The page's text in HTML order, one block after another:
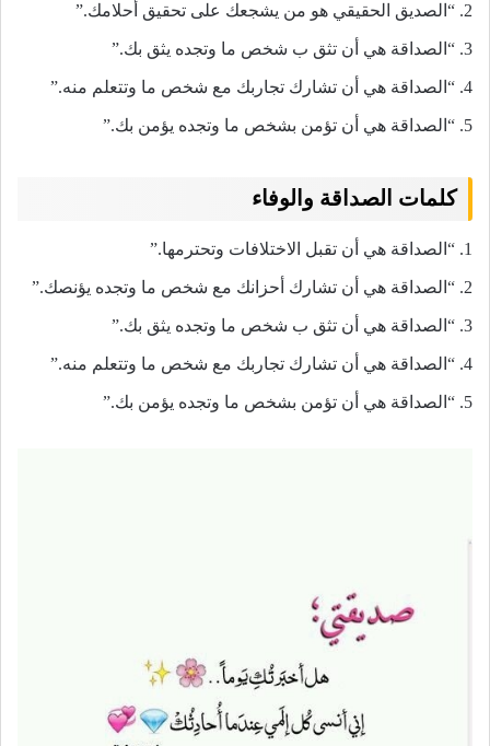
2. “الصديق الحقيقي هو من يشجعك على تحقيق أحلامك.”
3. “الصداقة هي أن تثق ب شخص ما وتجده يثق بك.”
4. “الصداقة هي أن تشارك تجاربك مع شخص ما وتتعلم منه.”
5. “الصداقة هي أن تؤمن بشخص ما وتجده يؤمن بك.”
كلمات الصداقة والوفاء
1. “الصداقة هي أن تقبل الاختلافات وتحترمها.”
2. “الصداقة هي أن تشارك أحزانك مع شخص ما وتجده يؤنصك.”
3. “الصداقة هي أن تثق ب شخص ما وتجده يثق بك.”
4. “الصداقة هي أن تشارك تجاربك مع شخص ما وتتعلم منه.”
5. “الصداقة هي أن تؤمن بشخص ما وتجده يؤمن بك.”